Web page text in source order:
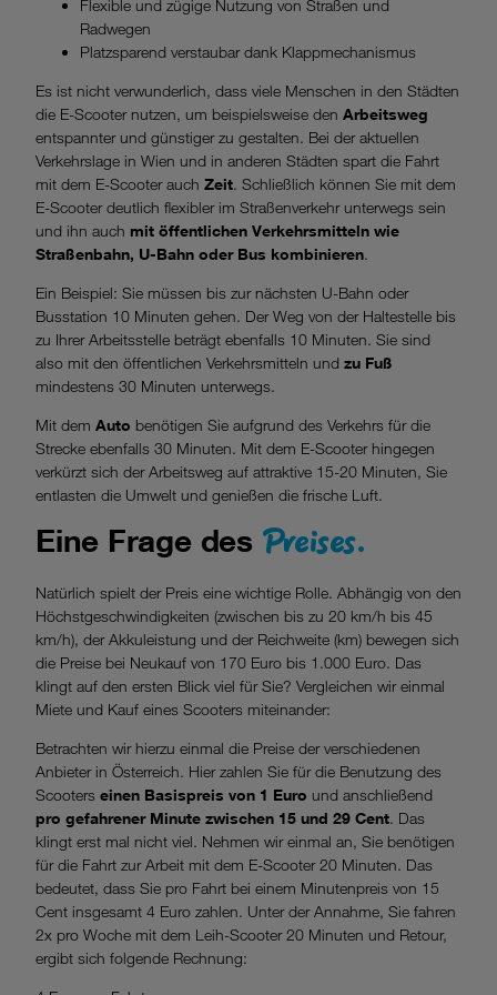
Flexible und zügige Nutzung von Straßen und
Radwegen
Platzsparend verstaubar dank Klappmechanismus
Es ist nicht verwunderlich, dass viele Menschen in den Städten
die E-Scooter nutzen, um beispielsweise den Arbeitsweg
entspannter und günstiger zu gestalten. Bei der aktuellen
Verkehrslage in Wien und in anderen Städten spart die Fahrt
mit dem E-Scooter auch Zeit. Schließlich können Sie mit dem
E-Scooter deutlich flexibler im Straßenverkehr unterwegs sein
und ihn auch mit öffentlichen Verkehrsmitteln wie
Straßenbahn, U-Bahn oder Bus kombinieren.
Ein Beispiel: Sie müssen bis zur nächsten U-Bahn oder
Busstation 10 Minuten gehen. Der Weg von der Haltestelle bis
zu Ihrer Arbeitsstelle beträgt ebenfalls 10 Minuten. Sie sind
also mit den öffentlichen Verkehrsmitteln und zu Fuß
mindestens 30 Minuten unterwegs.
Mit dem Auto benötigen Sie aufgrund des Verkehrs für die
Strecke ebenfalls 30 Minuten. Mit dem E-Scooter hingegen
verkürzt sich der Arbeitsweg auf attraktive 15-20 Minuten, Sie
entlasten die Umwelt und genießen die frische Luft.
Eine Frage des Preises.
Natürlich spielt der Preis eine wichtige Rolle. Abhängig von den
Höchstgeschwindigkeiten (zwischen bis zu 20 km/h bis 45
km/h), der Akkuleistung und der Reichweite (km) bewegen sich
die Preise bei Neukauf von 170 Euro bis 1.000 Euro. Das
klingt auf den ersten Blick viel für Sie? Vergleichen wir einmal
Miete und Kauf eines Scooters miteinander:
Betrachten wir hierzu einmal die Preise der verschiedenen
Anbieter in Österreich. Hier zahlen Sie für die Benutzung des
Scooters einen Basispreis von 1 Euro und anschließend
pro gefahrener Minute zwischen 15 und 29 Cent. Das
klingt erst mal nicht viel. Nehmen wir einmal an, Sie benötigen
für die Fahrt zur Arbeit mit dem E-Scooter 20 Minuten. Das
bedeutet, dass Sie pro Fahrt bei einem Minutenpreis von 15
Cent insgesamt 4 Euro zahlen. Unter der Annahme, Sie fahren
2x pro Woche mit dem Leih-Scooter 20 Minuten und Retour,
ergibt sich folgende Rechnung:
Unternehmen behandelt.
Sie nur jene Cookies im Einsatz, die zur Funktion dieser
Website unerlässlich sind.